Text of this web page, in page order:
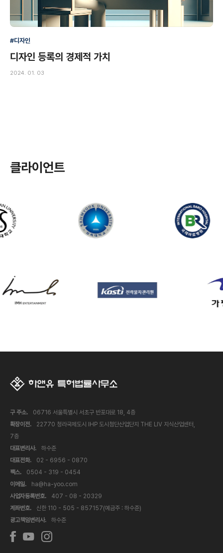
#디자인
디자인 등록의 경제적 가치
2024. 01. 03
클라이언트
구 주소.
06716 서울특별시 서초구 반포대로 18, 4층
확장이전.
22770 청라국제도시 IHP 도시첨단산업단지 THE LIV 지식산업센터,
7층
대표변리사.
하수준
대표전화.
02 - 6956 - 0870
팩스.
0504 - 319 - 0454
이메일.
ha@ha-yoo.com
사업자등록번호.
407 - 08 - 20329
계좌번호.
신한 110 - 505 - 857157(예금주 : 하수준)
광고책임변리사.
하수준